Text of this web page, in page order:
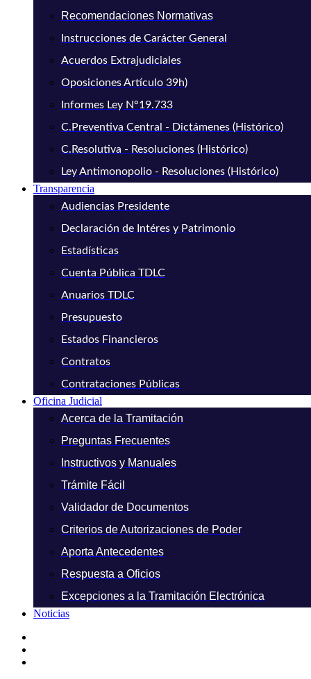
Recomendaciones Normativas
Instrucciones de Carácter General
Acuerdos Extrajudiciales
Oposiciones Artículo 39h)
Informes Ley N°19.733
C.Preventiva Central - Dictámenes (Histórico)
C.Resolutiva - Resoluciones (Histórico)
Ley Antimonopolio - Resoluciones (Histórico)
Transparencia
Audiencias Presidente
Declaración de Intéres y Patrimonio
Estadísticas
Cuenta Pública TDLC
Anuarios TDLC
Presupuesto
Estados Financieros
Contratos
Contrataciones Públicas
Oficina Judicial
Acerca de la Tramitación
Preguntas Frecuentes
Instructivos y Manuales
Trámite Fácil
Validador de Documentos
Criterios de Autorizaciones de Poder
Aporta Antecedentes
Respuesta a Oficios
Excepciones a la Tramitación Electrónica
Noticias